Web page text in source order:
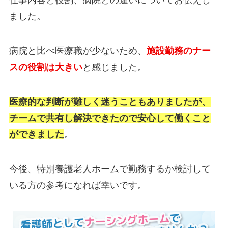
ました。
病院と比べ医療職が少ないため、 施設勤務のナー
スの役割は大きいと感じました。
医療的な判断が難しく迷うこともありましたが、
チームで共有し解決できたので安心して働くこと
ができました。
今後、特別養護老人ホームで勤務するか検討して
いる方の参考になれば幸いです。